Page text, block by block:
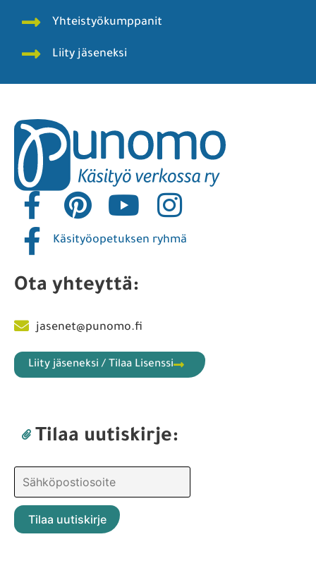
Yhteistyökumppanit
Liity jäseneksi
Käsityöopetuksen ryhmä
Ota yhteyttä:
jasenet@punomo.fi
Liity jäseneksi / Tilaa Lisenssi
Tilaa uutiskirje: